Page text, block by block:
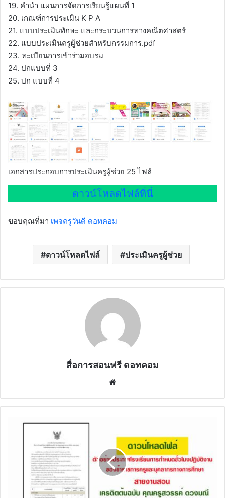
19. คำนำ แผนการจัดการเรียนรู้แผนที่ 1
20. เกณฑ์การประเมิน K P A
21. แบบประเมินทักษะ และกระบวนการทางคณิตศาสตร์
22. แบบประเมินครูผู้ช่วยสำหรับกรรมการ.pdf
23. ทะเบียนการเข้าร่วมอบรม
24. ปกแบบที่ 3
25. ปก แบบที่ 4
เอกสารประกอบการประเมินครูผู้ช่วย 25 ไฟล์
ดาวน์โหลดไฟล์ที่นี่
ขอบคุณที่มา เพจครูวันดี ดอทคอม
ดาวน์โหลดไฟล์ ประเมินครูผู้ช่วย
สื่อการสอนฟรี ดอทคอม
ดาวน์โหลด
โรงเรียน